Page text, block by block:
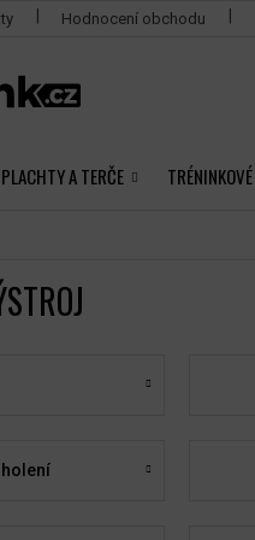
Hodnocení obchodu
PLACHTY A TERČE
holení